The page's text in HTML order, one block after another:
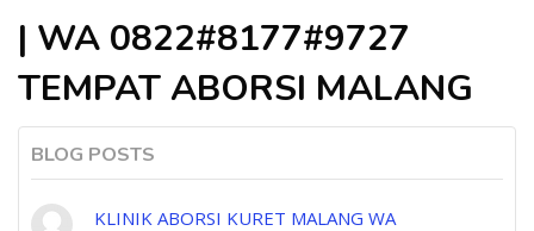
| WA 0822#8177#9727
TEMPAT ABORSI MALANG
BLOG POSTS
KLINIK ABORSI KURET MALANG WA